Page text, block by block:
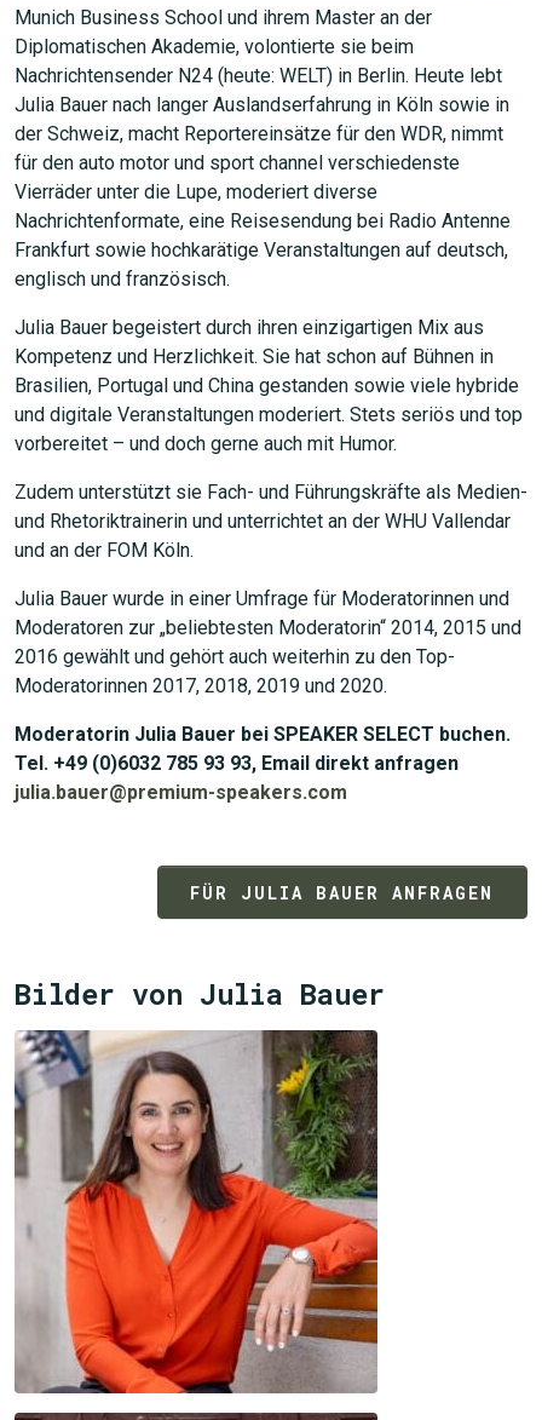
Munich Business School und ihrem Master an der
Diplomatischen Akademie, volontierte sie beim
Nachrichtensender N24 (heute: WELT) in Berlin. Heute lebt
Julia Bauer nach langer Auslandserfahrung in Köln sowie in
der Schweiz, macht Reportereinsätze für den WDR, nimmt
für den auto motor und sport channel verschiedenste
Vierräder unter die Lupe, moderiert diverse
Nachrichtenformate, eine Reisesendung bei Radio Antenne
Frankfurt sowie hochkarätige Veranstaltungen auf deutsch,
englisch und französisch.
Julia Bauer begeistert durch ihren einzigartigen Mix aus
Kompetenz und Herzlichkeit. Sie hat schon auf Bühnen in
Brasilien, Portugal und China gestanden sowie viele hybride
und digitale Veranstaltungen moderiert. Stets seriös und top
vorbereitet – und doch gerne auch mit Humor.
Zudem unterstützt sie Fach- und Führungskräfte als Medien-
und Rhetoriktrainerin und unterrichtet an der WHU Vallendar
und an der FOM Köln.
Julia Bauer wurde in einer Umfrage für Moderatorinnen und
Moderatoren zur „beliebtesten Moderatorin“ 2014, 2015 und
2016 gewählt und gehört auch weiterhin zu den Top-
Moderatorinnen 2017, 2018, 2019 und 2020.
Moderatorin Julia Bauer bei SPEAKER SELECT buchen.
Tel. +49 (0)6032 785 93 93, Email direkt anfragen
julia.bauer@premium-speakers.com
FÜR JULIA BAUER ANFRAGEN
Bilder von Julia Bauer
JETZT SUCHEN